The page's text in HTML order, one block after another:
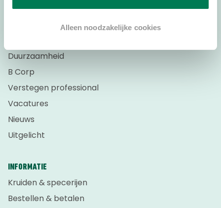
Alleen noodzakelijke cookies
OVER VERSTEGEN
Duurzaamheid
B Corp
Verstegen professional
Vacatures
Nieuws
Uitgelicht
INFORMATIE
Kruiden & specerijen
Bestellen & betalen